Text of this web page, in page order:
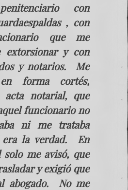
con
, con
que me
extorsionar y con
y notarios. Me
forma cortés,
notarial, que
funcionario no
ni me trataba
la verdad. En
me avisó, que
y exigió que
abogado. No me